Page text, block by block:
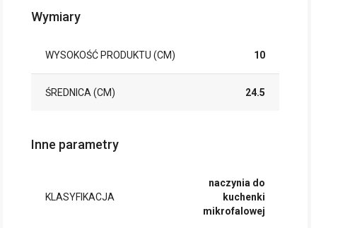
Wymiary
WYSOKOŚĆ PRODUKTU (CM) 10
ŚREDNICA (CM) 24.5
Inne parametry
KLASYFIKACJA
naczynia do
kuchenki
mikrofalowej